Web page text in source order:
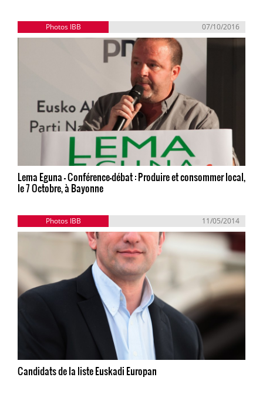
Photos IBB 07/10/2016
Lema Eguna - Conférence-débat : Produire et consommer local,
le 7 Octobre, à Bayonne
Photos IBB 11/05/2014
Candidats de la liste Euskadi Europan